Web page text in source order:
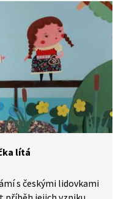
lítá
s českými lidovkami